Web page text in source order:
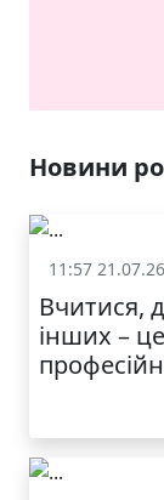
Новини
11:57 21.07.26
Вчитися,
інших –